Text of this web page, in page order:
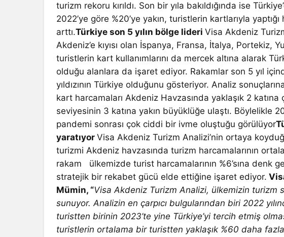
turizm rekoru kırıldı. Son bir yıla bakıldığında ise
2022’ye göre %20’ye yakın, turistlerin kartlarıyla
arttı.Türkiye son 5 yılın bölge lideriVisa Akdeniz
Akdeniz’e kıyısı olan İspanya, Fransa, İtalya, Portekiz,
turistlerin kart kullanımlarını da mercek altına alarak
olduğu alanlara da işaret ediyor. Rakamlar son 5 yıl
yıldızının Türkiye olduğunu gösteriyor. Analiz
kart harcamaları Akdeniz Havzasında yaklaşık 2
seviyesinin 3 katına yakın büyüklüğe ulaştı. Böylelikle
pandemi sonrası çok ciddi bir ivme oluştuğu görülüyor
yaratıyorVisa Akdeniz Turizm Analizi’nin ortaya
turizmi Akdeniz havzasında turizm harcamalarının
rakam ülkemizde turist harcamalarının %6’sına denk
stratejik bir rekabet gücü elde ettiğine işaret ediyor.
Mümin, “Visa Akdeniz Turizm Analizi, ülkemizin turizm
sunuyor. Analizin en çarpıcı bulgularından biri 2022
turistten birinin 2023’te yine Türkiye’yi tercih etmiş
turistlerin ortalama bir turistten yaklaşık %60 daha